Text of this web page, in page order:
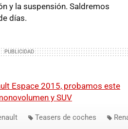
y la suspensión. Saldremos
días.
Espace 2015, probamos este
y SUV
Teasers de coches